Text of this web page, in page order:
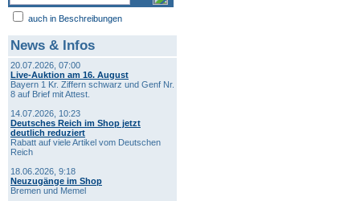
auch in Beschreibungen
News & Infos
20.07.2026, 07:00
Live-Auktion am 16. August
Bayern 1 Kr. Ziffern schwarz und Genf Nr.
8 auf Brief mit Attest.
14.07.2026, 10:23
Deutsches Reich im Shop jetzt
deutlich reduziert
Rabatt auf viele Artikel vom Deutschen
Reich
18.06.2026, 9:18
Neuzugänge im Shop
Bremen und Memel